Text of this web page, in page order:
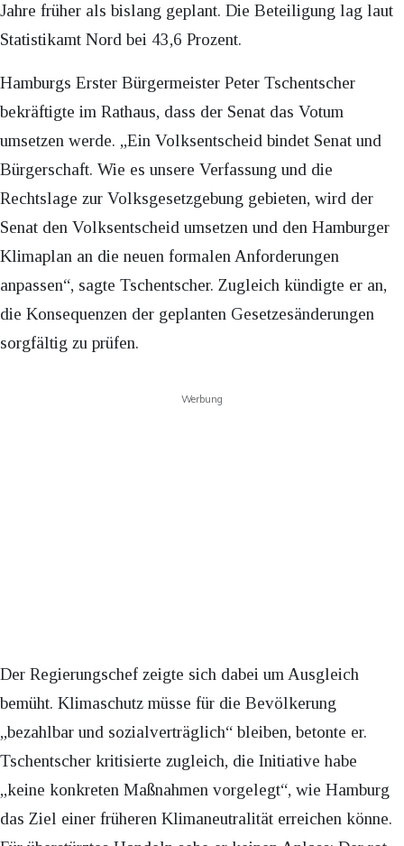
Jahre früher als bislang geplant. Die Beteiligung lag laut
Statistikamt Nord bei 43,6 Prozent.
Hamburgs Erster Bürgermeister Peter Tschentscher
bekräftigte im Rathaus, dass der Senat das Votum
umsetzen werde. „Ein Volksentscheid bindet Senat und
Bürgerschaft. Wie es unsere Verfassung und die
Rechtslage zur Volksgesetzgebung gebieten, wird der
Senat den Volksentscheid umsetzen und den Hamburger
Klimaplan an die neuen formalen Anforderungen
anpassen“, sagte Tschentscher. Zugleich kündigte er an,
die Konsequenzen der geplanten Gesetzesänderungen
sorgfältig zu prüfen.
Werbung
Der Regierungschef zeigte sich dabei um Ausgleich
bemüht. Klimaschutz müsse für die Bevölkerung
„bezahlbar und sozialverträglich“ bleiben, betonte er.
Tschentscher kritisierte zugleich, die Initiative habe
„keine konkreten Maßnahmen vorgelegt“, wie Hamburg
das Ziel einer früheren Klimaneutralität erreichen könne.